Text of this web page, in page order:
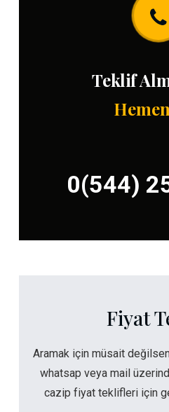
Teklif
0(544)
Fiyat
Aramak için müsait
whatsap veya mail
cazip fiyat teklifleri için